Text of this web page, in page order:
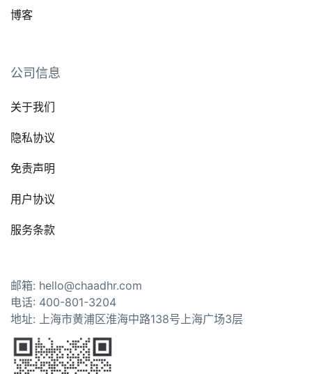
博客
公司信息
关于我们
隐私协议
免责声明
用户协议
服务条款
邮箱: hello@chaadhr.com
电话: 400-801-3204
地址: 上海市黄浦区淮海中路138号上海广场3层